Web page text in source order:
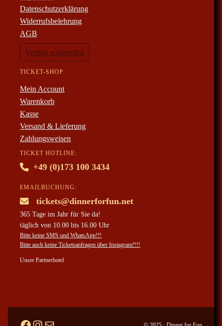
Datenschutzerklärung
Widerrufsbelehrung
AGB
Vertrag widerrufen
TICKET-SHOP
Mein Account
Warenkorb
Kasse
Versand & Lieferung
Zahlungsweisen
TICKET HOTLINE:
+49 (0)173 100 3434
EMAILBUCHUNG:
tickets@dinnerforfun.net
365 Tage im Jahr für Sie da!
täglich von 10.00 bis 16.00 Uhr
Bitte keine SMS und WhatsApp!!!
Bitte auch keine Ticketsanfragen über Instagram!!!!
Unser Partnerhotel